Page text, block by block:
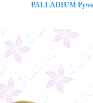
PALLADIUM